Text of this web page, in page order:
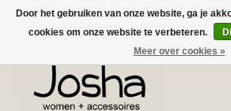
GRATIS OPHALEN IN DE WINKEL EN GRATIS
Door het gebruiken van onze website, ga je
cookies om onze website te verbeteren.
Meer over cookies »